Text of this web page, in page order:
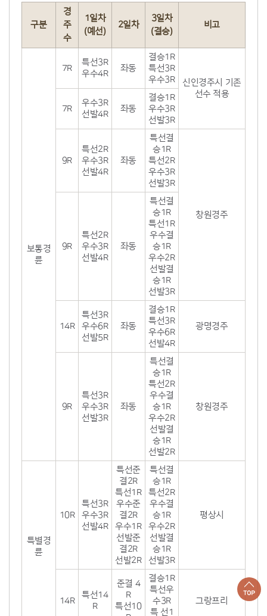
구분
경
주
수
1일차
(예선)
2일차
3일차
(결승)
비고
보통경
륜
7R
특선3R
우수4R
좌동
결승1R
특선3R
우수3R
신인경주시 기존
선수 적용
7R
우수3R
선발4R
좌동
결승1R
우수3R
선발3R
9R
특선2R
우수3R
선발4R
좌동
특선결
승1R
특선2R
우수3R
선발3R
창원경주
9R
특선2R
우수3R
선발4R
좌동
특선결
승1R
특선1R
우수결
승1R
우수2R
선발결
승1R
선발3R
14R
특선3R
우수6R
선발5R
좌동
결승1R
특선3R
우수6R
선발4R
광명경주
9R
특선3R
우수3R
선발3R
좌동
특선결
승1R
특선2R
우수결
승1R
우수2R
선발결
승1R
선발2R
창원경주
특별경
륜
10R
특선3R
우수3R
선발4R
특선준
결2R
특선1R
우수준
결2R
우수1R
선발준
결2R
선발2R
특선결
승1R
특선2R
우수결
승1R
우수2R
선발결
승1R
선발3R
평상시
14R
특선14
R
준결 4
R
특선10
결승1R
특선우
수3R
특 선1
그랑프리